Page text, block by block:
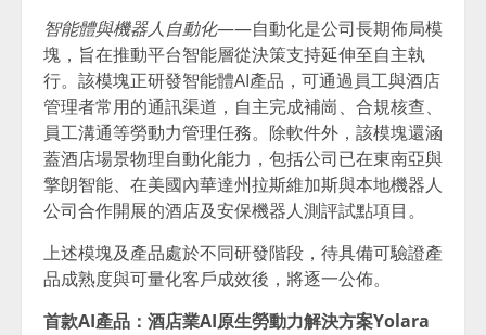
智能體與機器人自動化——自動化是公司長期佈局模
塊，旨在推動平台智能層從決策支持延伸至自主執
行。該模塊正研發智能體AI產品，可通過員工與酒店
管理者常用的通訊渠道，自主完成補崗、合規核查、
員工溝通等勞動力管理任務。除軟件外，該模塊還涵
蓋酒店場景物理自動化能力，包括公司已在東南亞與
擎朗智能、在美國內華達州拉斯維加斯與本地機器人
公司合作開展的酒店及安保機器人測評試點項目。
上述模塊及產品處於不同研發階段，待具備可驗證產
品成熟度與可量化客戶成效後，將逐一公佈。
首款AI產品：酒店業AI原生勞動力解決方案Yolara